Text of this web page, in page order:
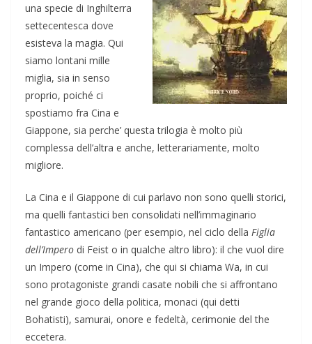
una specie di Inghilterra
settecentesca dove
esisteva la magia. Qui
siamo lontani mille
miglia, sia in senso
proprio, poiché ci
spostiamo fra Cina e
Giappone, sia perche’ questa trilogia è molto più
complessa dell’altra e anche, letterariamente, molto
migliore.
La Cina e il Giappone di cui parlavo non sono quelli storici,
ma quelli fantastici ben consolidati nell’immaginario
fantastico americano (per esempio, nel ciclo della Figlia
dell’Impero di Feist o in qualche altro libro): il che vuol dire
un Impero (come in Cina), che qui si chiama Wa, in cui
sono protagoniste grandi casate nobili che si affrontano
nel grande gioco della politica, monaci (qui detti
Bohatisti), samurai, onore e fedeltà, cerimonie del the
eccetera.